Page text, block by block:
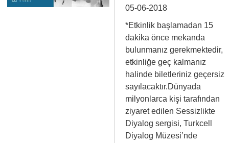
05-06-2018
*Etkinlik başlamadan 15
dakika önce mekanda
bulunmanız gerekmektedir,
etkinliğe geç kalmanız
halinde biletleriniz geçersiz
sayılacaktır.Dünyada
milyonlarca kişi tarafından
ziyaret edilen Sessizlikte
Diyalog sergisi, Turkcell
Diyalog Müzesi’nde